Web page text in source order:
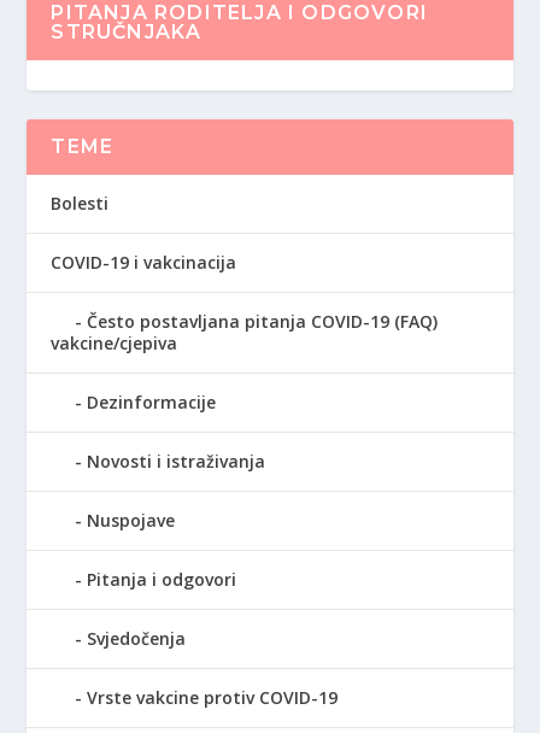
PITANJA RODITELJA I ODGOVORI
STRUČNJAKA
TEME
Bolesti
COVID-19 i vakcinacija
Često postavljana pitanja COVID-19 (FAQ)
vakcine/cjepiva
Dezinformacije
Novosti i istraživanja
Nuspojave
Pitanja i odgovori
Svjedočenja
Vrste vakcine protiv COVID-19